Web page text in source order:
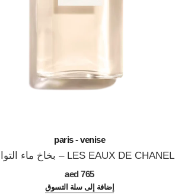
paris - venise
LES EAUX DE CHANEL – بخاخ ماء التواليت
765 aed
إضافة إلى سلة التسوق